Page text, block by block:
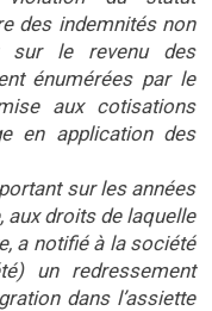
des indemnités non
sur le revenu des
énumérées par le
aux cotisations
en application des
sur les années
aux droits de laquelle
a notifié à la société
un redressement
dans l’assiette